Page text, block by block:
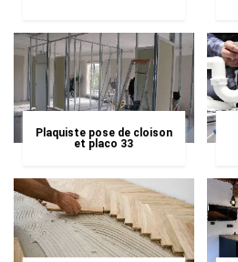
Plaquiste pose de cloison
et placo 33